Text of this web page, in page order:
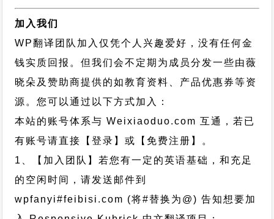
加入我们
WP翻译团队加入仅凭个人兴趣爱好，没有任何金
钱实质回报。但我们会不定期为成员分发一些由薇
晓朵及赞助商提供的如教育资料、产品优惠券等资
源。您可以通过以下方式加入：
本站的账号体系与Weixiaoduo.com 互通，若已
有账号请直接【登录】或【免费注册】。
1、【加入团队】若您有一定的英语基础，和充足
的空闲时间，请发送邮件到
wpfanyi#feibisi.com (将#替换为@) 告知想要加